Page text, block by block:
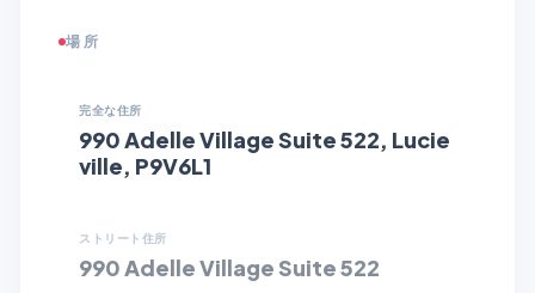
場所
完全な住所
990 Adelle Village Suite 522, Lucie
ville, P9V6L1
ストリート住所
990 Adelle Village Suite 522